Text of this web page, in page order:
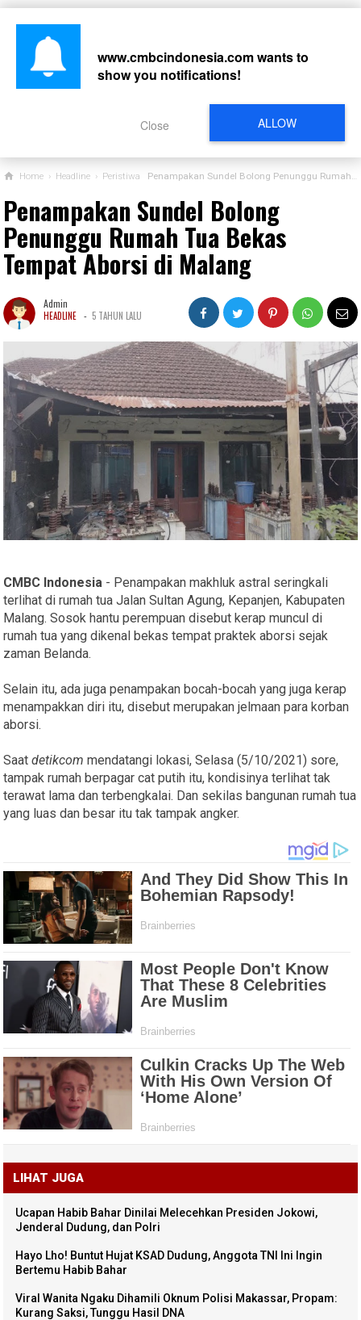
Home › Headline › Peristiwa Penampakan Sundel Bolong Penunggu Rumah Tua Bekas Tempat Aborsi di Malang
Penampakan Sundel Bolong
Penunggu Rumah Tua Bekas
Tempat Aborsi di Malang
Admin
HEADLINE - 5 TAHUN LALU
CMBC Indonesia - Penampakan makhluk astral seringkali
terlihat di rumah tua Jalan Sultan Agung, Kepanjen, Kabupaten
Malang. Sosok hantu perempuan disebut kerap muncul di
rumah tua yang dikenal bekas tempat praktek aborsi sejak
zaman Belanda.
Selain itu, ada juga penampakan bocah-bocah yang juga kerap
menampakkan diri itu, disebut merupakan jelmaan para korban
aborsi.
Saatdetikcom mendatangi lokasi, Selasa (5/10/2021) sore,
tampak rumah berpagar cat putih itu, kondisinya terlihat tak
terawat lama dan terbengkalai. Dan sekilas bangunan rumah tua
yang luas dan besar itu tak tampak angker.
LIHAT JUGA
Ucapan Habib Bahar Dinilai Melecehkan Presiden Jokowi,
Jenderal Dudung, dan Polri
Hayo Lho! Buntut Hujat KSAD Dudung, Anggota TNI Ini Ingin
Bertemu Habib Bahar
Viral Wanita Ngaku Dihamili Oknum Polisi Makassar, Propam:
Kurang Saksi, Tunggu Hasil DNA
www.cmbcindonesia.comwants to
show you notifications!
ALLOW
Close